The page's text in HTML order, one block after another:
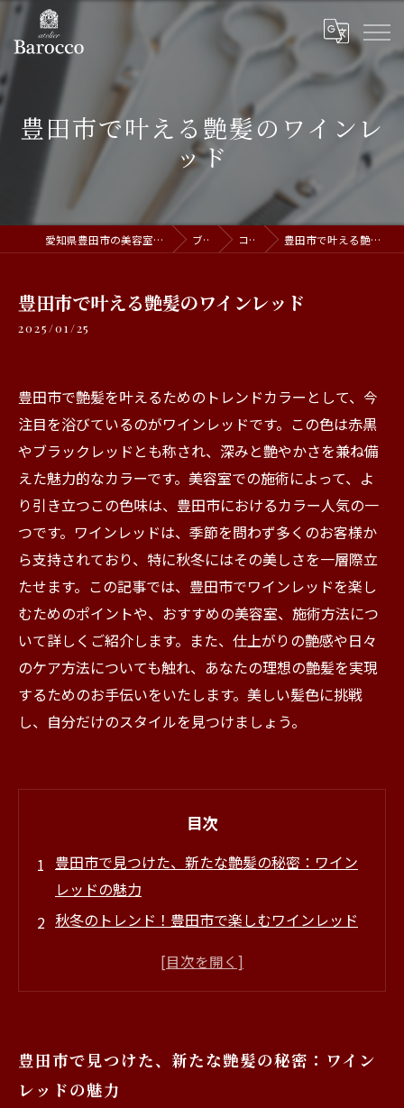
豊田市で叶える艶髪のワインレ
ッド
愛知県豊田市の美容室ならatelier Barocco ブログ コラム 豊田市で叶える艶髪のワインレッド
豊田市で叶える艶髪のワインレッド
2025/01/25
豊田市で艶髪を叶えるためのトレンドカラーとして、今
注目を浴びているのがワインレッドです。この色は赤黒
やブラックレッドとも称され、深みと艶やかさを兼ね備
えた魅力的なカラーです。美容室での施術によって、よ
り引き立つこの色味は、豊田市におけるカラー人気の一
つです。ワインレッドは、季節を問わず多くのお客様か
ら支持されており、特に秋冬にはその美しさを一層際立
たせます。この記事では、豊田市でワインレッドを楽し
むためのポイントや、おすすめの美容室、施術方法につ
いて詳しくご紹介します。また、仕上がりの艶感や日々
のケア方法についても触れ、あなたの理想の艶髪を実現
するためのお手伝いをいたします。美しい髪色に挑戦
し、自分だけのスタイルを見つけましょう。
目次
豊田市で見つけた、新たな艶髪の秘密：ワイン
レッドの魅力
秋冬のトレンド！豊田市で楽しむワインレッド
美しい艶髪の作り方：美容室でのワインレッド
させるコツ
豊田市のおすすめ美容室：艶髪の達人が揃うス
豊田市で見つけた、新たな艶髪の秘密：ワイン
レッドの魅力